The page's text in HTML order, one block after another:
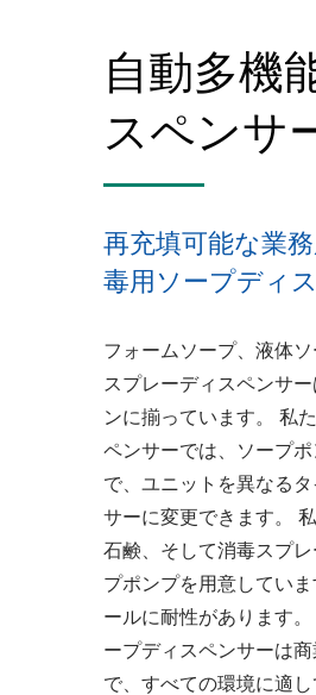
自動多機
スペンサ
再充填可能な業
毒用ソープディ
フォームソープ、液体
スプレーディスペンサ
ンに揃っています。 私
ペンサーでは、ソープ
で、ユニットを異なる
サーに変更できます。
石鹸、そして消毒スプ
プポンプを用意してい
ールに耐性があります
ープディスペンサーは
で、すべての環境に適し